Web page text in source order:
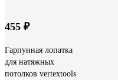
455 ₽
Гарпунная лопатка
для натяжных
потолков vertextools